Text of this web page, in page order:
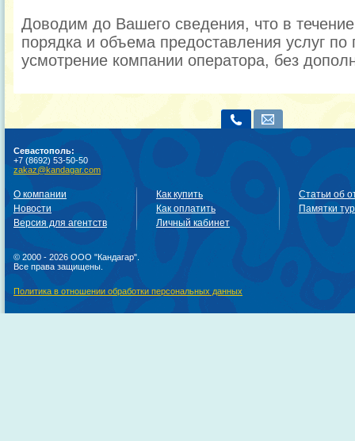
Доводим до Вашего сведения, что в
порядка и объема предоставления услуг по
усмотрение компании оператора, без
Севастополь:
+7 (8692) 53-50-50
zakaz@kandagar.com
О компании
Новости
Версия для агентств
Как купить
Как оплатить
Личный кабинет
Статьи об
Памятки
© 2000 - 2026 ООО "Кандагар".
Все права защищены.
Политика в отношении обработки персональных данных